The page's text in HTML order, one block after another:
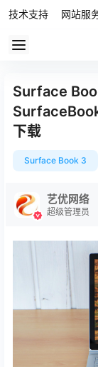
技术支持 网站服
Surface
下载
Surface Book 3
艺优网络
超级管理员